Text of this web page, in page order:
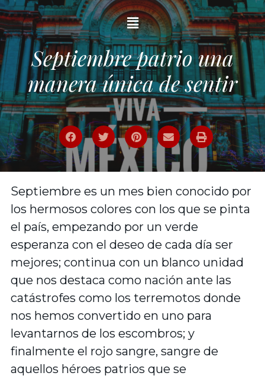
Septiembre patrio una
manera única de sentir
Septiembre es un mes bien conocido por
los hermosos colores con los que se pinta
el país, empezando por un verde
esperanza con el deseo de cada día ser
mejores; continua con un blanco unidad
que nos destaca como nación ante las
catástrofes como los terremotos donde
nos hemos convertido en uno para
levantarnos de los escombros; y
finalmente el rojo sangre, sangre de
aquellos héroes patrios que se